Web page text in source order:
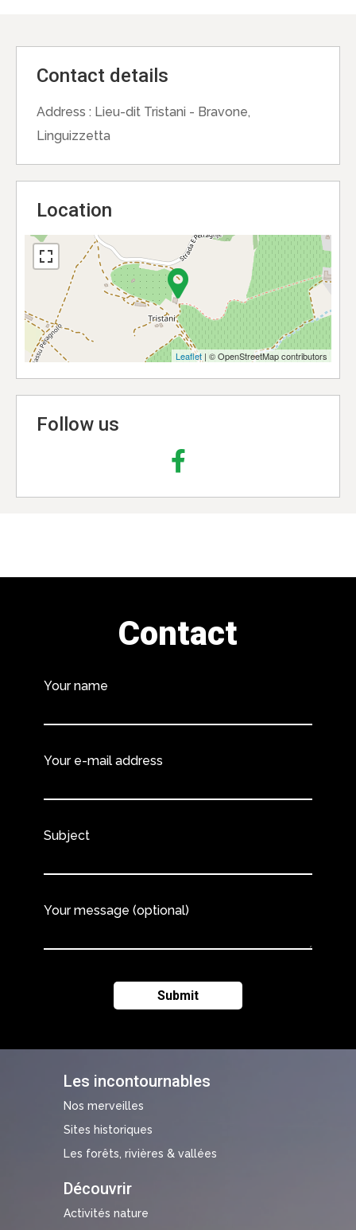
Contact details
Address : Lieu-dit Tristani - Bravone,
Linguizzetta
Location
Leaflet | © OpenStreetMap contributors
Follow us
Les incontournables
Nos merveilles
Sites historiques
Les forêts, rivières & vallées
Découvrir
Activités nature
Contact
Your name
Your e-mail address
Subject
Your message (optional)